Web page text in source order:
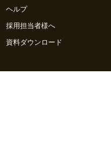
ヘルプ
採用担当者様へ
資料ダウンロード